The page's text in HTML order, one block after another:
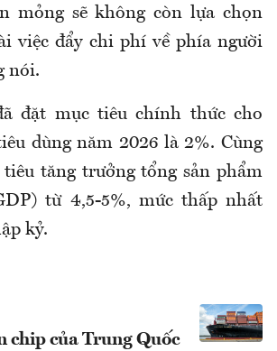
mỏng sẽ không còn lựa chọn
việc đẩy chi phí về phía người
nói.
đặt mục tiêu chính thức cho
dùng năm 2026 là 2%. Cùng
tăng trưởng tổng sản phẩm
từ 4,5-5%, mức thấp nhất
kỷ.
chip của Trung Quốc